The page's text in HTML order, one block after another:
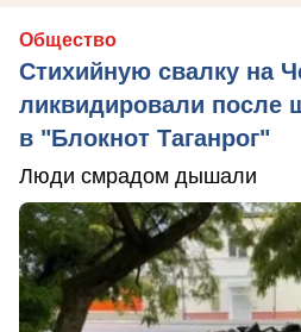
Общество
Стихийную свалку на
ликвидировали после
в "Блокнот Таганрог"
Люди смрадом дышали